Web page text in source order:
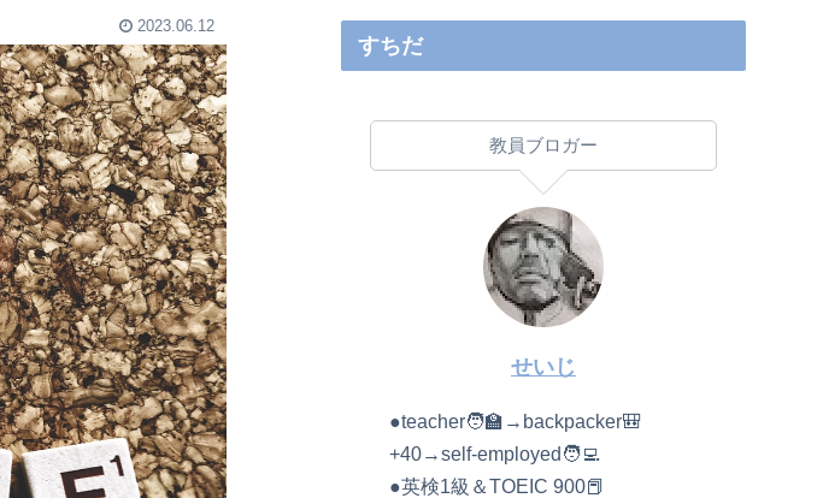
2023.06.12
すちだ
教員ブロガー
せいじ
●teacher🧑‍🏫→backpacker🎒
+40→self-employed🧑‍💻
●英検1級＆TOEIC 900📕